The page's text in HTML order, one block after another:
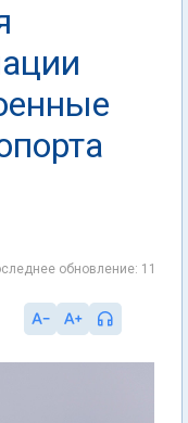
обновление: 11